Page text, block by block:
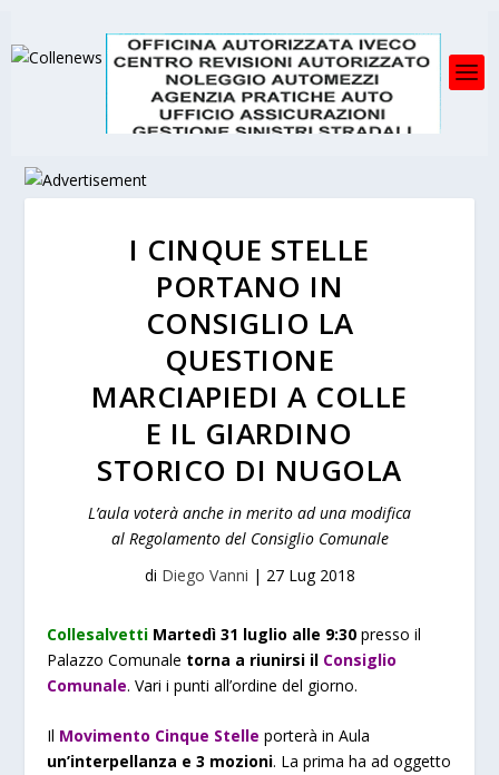
I CINQUE STELLE
PORTANO IN
CONSIGLIO LA
QUESTIONE
MARCIAPIEDI A COLLE
E IL GIARDINO
STORICO DI NUGOLA
L’aula voterà anche in merito ad una modifica
al Regolamento del Consiglio Comunale
di Diego Vanni | 27 Lug 2018
Collesalvetti Martedì 31 luglio alle 9:30 presso il
Palazzo Comunale torna a riunirsi il Consiglio
Comunale. Vari i punti all’ordine del giorno.
Il Movimento Cinque Stelle porterà in Aula
un’interpellanza e 3 mozioni. La prima ha ad oggetto